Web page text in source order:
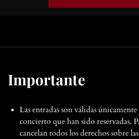
Importante
Las entradas son válidas
concierto que han sido reservadas.
cancelan todos los derechos sobre